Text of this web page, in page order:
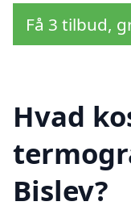
Få 3 tilbud,
Hvad
Bislev?